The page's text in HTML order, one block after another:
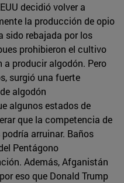
decidió volver a
la producción de opio
sido rebajada por los
prohibieron el cultivo
producir algodón. Pero
surgió una fuerte
algodón
algunos estados de
que la competencia de
arruinar. Baños
Pentágono
Además, Afganistán
eso que Donald Trump